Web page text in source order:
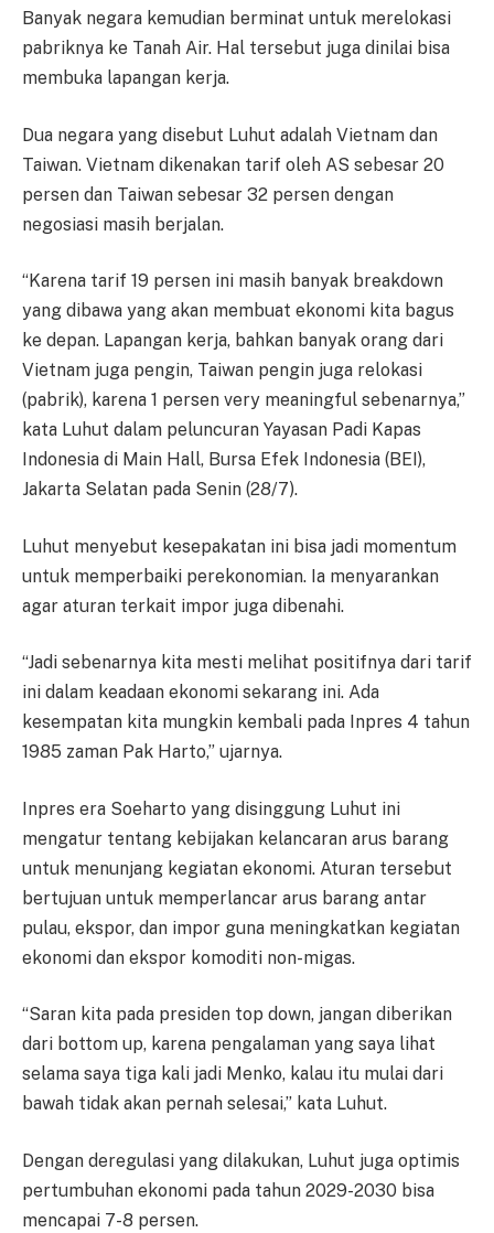
Banyak negara kemudian berminat untuk merelokasi
pabriknya ke Tanah Air. Hal tersebut juga dinilai bisa
membuka lapangan kerja.
Dua negara yang disebut Luhut adalah Vietnam dan
Taiwan. Vietnam dikenakan tarif oleh AS sebesar 20
persen dan Taiwan sebesar 32 persen dengan
negosiasi masih berjalan.
“Karena tarif 19 persen ini masih banyak breakdown
yang dibawa yang akan membuat ekonomi kita bagus
ke depan. Lapangan kerja, bahkan banyak orang dari
Vietnam juga pengin, Taiwan pengin juga relokasi
(pabrik), karena 1 persen very meaningful sebenarnya,”
kata Luhut dalam peluncuran Yayasan Padi Kapas
Indonesia di Main Hall, Bursa Efek Indonesia (BEI),
Jakarta Selatan pada Senin (28/7).
Luhut menyebut kesepakatan ini bisa jadi momentum
untuk memperbaiki perekonomian. Ia menyarankan
agar aturan terkait impor juga dibenahi.
“Jadi sebenarnya kita mesti melihat positifnya dari tarif
ini dalam keadaan ekonomi sekarang ini. Ada
kesempatan kita mungkin kembali pada Inpres 4 tahun
1985 zaman Pak Harto,” ujarnya.
Inpres era Soeharto yang disinggung Luhut ini
mengatur tentang kebijakan kelancaran arus barang
untuk menunjang kegiatan ekonomi. Aturan tersebut
bertujuan untuk memperlancar arus barang antar
pulau, ekspor, dan impor guna meningkatkan kegiatan
ekonomi dan ekspor komoditi non-migas.
“Saran kita pada presiden top down, jangan diberikan
dari bottom up, karena pengalaman yang saya lihat
selama saya tiga kali jadi Menko, kalau itu mulai dari
bawah tidak akan pernah selesai,” kata Luhut.
Dengan deregulasi yang dilakukan, Luhut juga optimis
pertumbuhan ekonomi pada tahun 2029-2030 bisa
mencapai 7-8 persen.